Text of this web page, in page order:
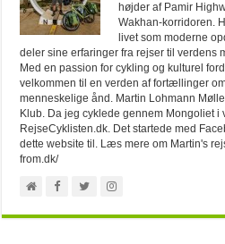
højder af Pamir
Wakhan-korridoren.
livet som moderne
deler sine erfaringer fra rejser til verdens
Med en passion for cykling og kulturel
velkommen til en verden af fortællinger
menneskelige ånd. Martin Lohmann
Klub. Da jeg cyklede gennem Mongoliet i
RejseCyklisten.dk. Det startede med
dette website til. Læs mere om Martin's
from.dk/